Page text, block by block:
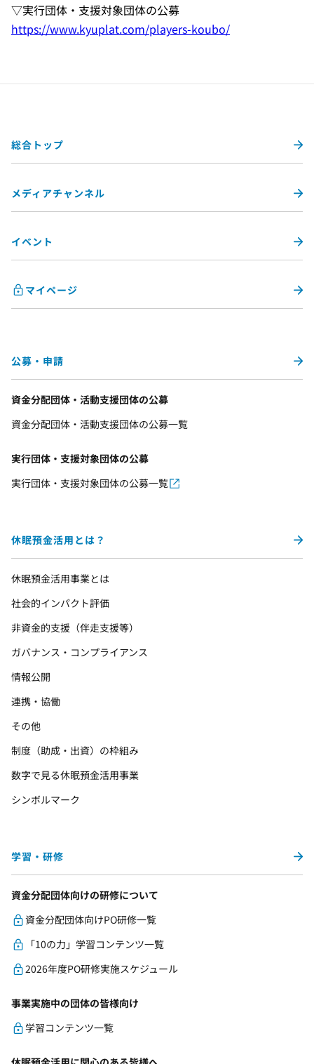
▽実行団体・支援対象団体の公募
https://www.kyuplat.com/players-koubo/
総合トップ
メディアチャンネル
イベント
マイページ
公募・申請
資金分配団体・活動支援団体の公募
資金分配団体・活動支援団体の公募一覧
実行団体・支援対象団体の公募
実行団体・支援対象団体の公募一覧
休眠預金活用とは？
休眠預金活用事業とは
社会的インパクト評価
非資金的支援（伴走支援等）
ガバナンス・コンプライアンス
情報公開
連携・協働
その他
制度（助成・出資）の枠組み
数字で見る休眠預金活用事業
シンボルマーク
学習・研修
資金分配団体向けの研修について
資金分配団体向けPO研修一覧
「10の力」学習コンテンツ一覧
2026年度PO研修実施スケジュール
事業実施中の団体の皆様向け
学習コンテンツ一覧